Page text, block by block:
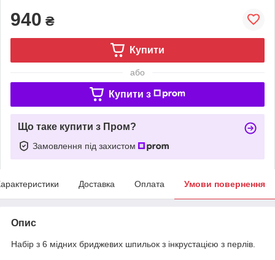
940 ₴
Купити
або
Купити з
Що таке купити з Пром?
Замовлення під захистом
Доставка Оплата Умови повернення
Опис
Набір з 6 мідних бриджевих шпильок з інкрустацією з перлів.